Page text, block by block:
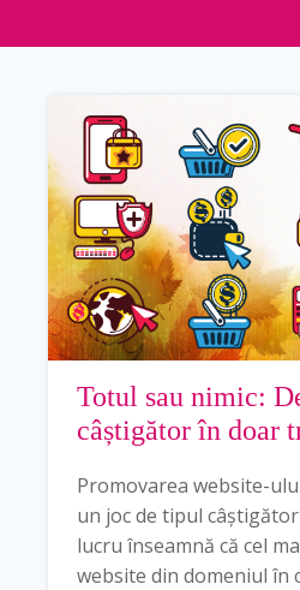
Totul sau nimic:
câștigător în doar
Promovarea website-
un joc de tipul
lucru înseamnă că cel
website din domeniul în